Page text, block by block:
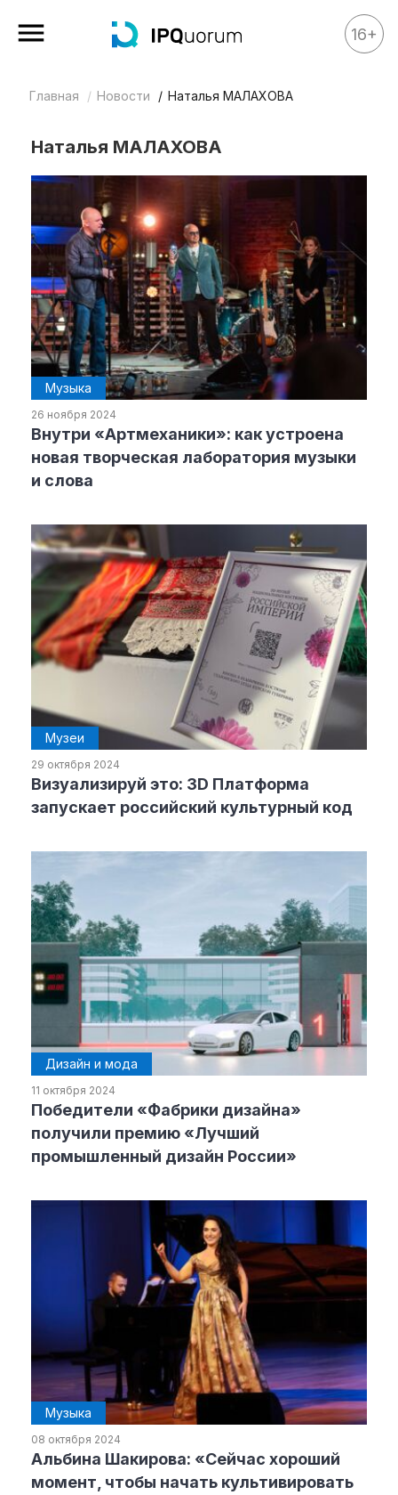
Все материалы
Legal review
События
IPQ.365
IP Stories
Квиз
О нас
Календарь
Рубрики
Интеллектуальная собственность
Кино и театр
Искусство
Дизайн и мода
Реклама и маркетинг
Архитектура и урбанистика
Наука и технологии
Образование
Издательское дело
Музыка
Музеи
Artists / Художники.РФ
n'RIS
Онлайн патент
Цифровой Сарафан
Смотрите нас в соцсетях и мессенджерах
16+
Главная Новости Наталья МАЛАХОВА
Наталья МАЛАХОВА
Музыка
26 ноября 2024
Внутри «Артмеханики»: как устроена
новая творческая лаборатория музыки
и слова
Музеи
29 октября 2024
Визуализируй это: 3D Платформа
запускает российский культурный код
Дизайн и мода
11 октября 2024
Победители «Фабрики дизайна»
получили премию «Лучший
промышленный дизайн России»
Музыка
08 октября 2024
Альбина Шакирова: «Сейчас хороший
момент, чтобы начать культивировать